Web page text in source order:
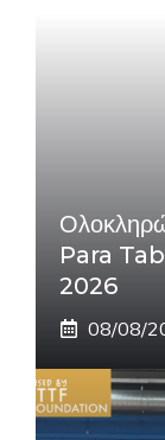
Para
2026
08/08/